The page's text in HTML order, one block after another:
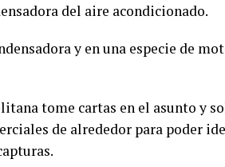
del aire acondicionado.
y en una especie de
tome cartas en el asunto y
de alrededor para poder